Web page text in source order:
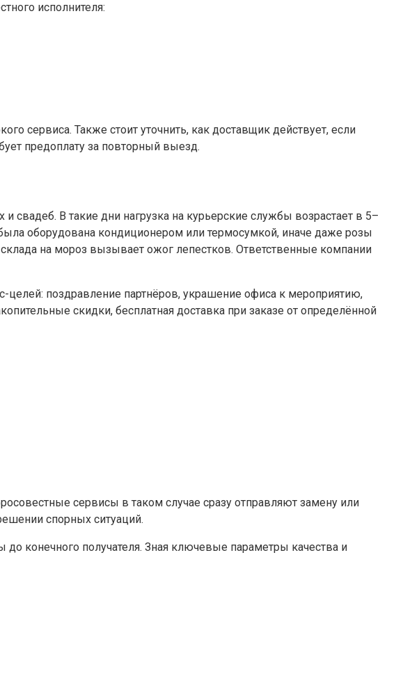
исполнителя:
сервиса. Также стоит уточнить, как доставщик действует, если
предоплату за повторный выезд.
свадеб. В такие дни нагрузка на курьерские службы возрастает в 5–
оборудована кондиционером или термосумкой, иначе даже розы
на мороз вызывает ожог лепестков. Ответственные компании
целей: поздравление партнёров, украшение офиса к мероприятию,
скидки, бесплатная доставка при заказе от определённой
сервисы в таком случае сразу отправляют замену или
спорных ситуаций.
до конечного получателя. Зная ключевые параметры качества и